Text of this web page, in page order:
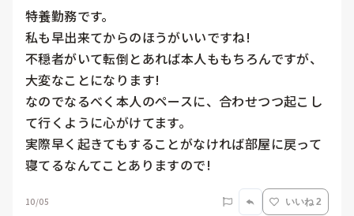
特養勤務です。
私も早出来てからのほうがいいですね!
不穏者がいて転倒とあれば本人ももちろんですが、
大変なことになります!
なのでなるべく本人のペースに、合わせつつ起こし
て行くように心がけてます。
実際早く起きてもすることがなければ部屋に戻って
10/05 いいね 2